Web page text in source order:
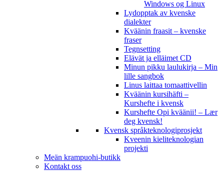
Windows og Linux
Lydopptak av kvenske
dialekter
Kväänin fraasit – kvenske
fraser
Tegnsetting
Elävät ja elläimet CD
Minun pikku laulukirja – Min
lille sangbok
Linus laittaa tomaattivellin
Kväänin kursihäfti –
Kurshefte i kvensk
Kurshefte Opi kväänii! – Lær
deg kvensk!
Kvensk språkteknologiprosjekt
Kveenin kieliteknologian
projekti
Meän krampuohi-butikk
Kontakt oss